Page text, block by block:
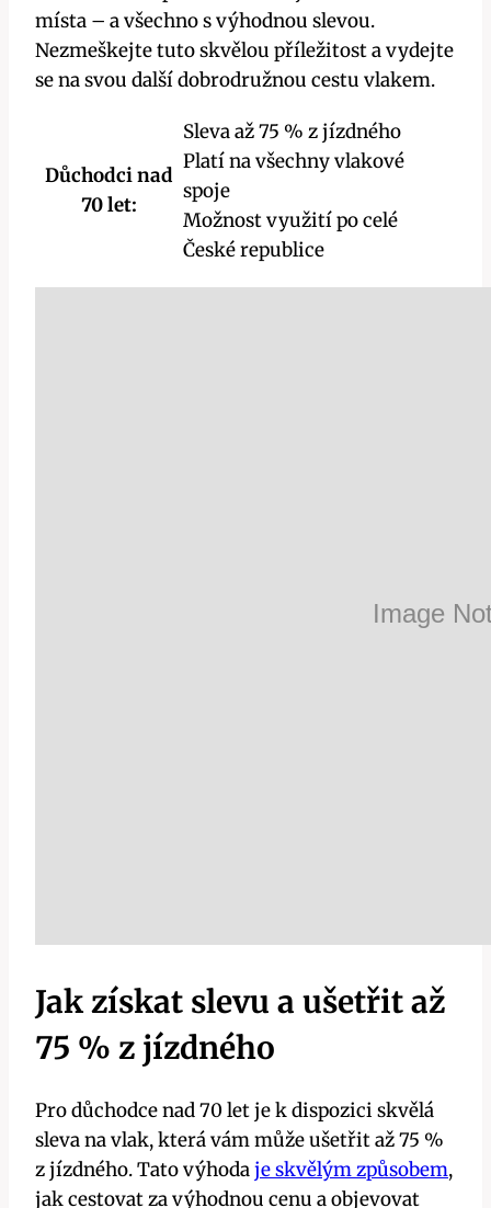
místa – a všechno s výhodnou slevou.
Nezmeškejte tuto skvělou příležitost a vydejte
se na svou další dobrodružnou cestu vlakem.
Důchodci nad
70 let:
Sleva až 75 % z jízdného
Platí na všechny vlakové
spoje
Možnost využití po celé
České republice
Jak získat slevu a ušetřit až
75 % z jízdného
Pro důchodce nad 70 let je k dispozici skvělá
sleva na vlak, která vám může ušetřit až 75 %
z jízdného. Tato výhodaje skvělým způsobem,
jak cestovat za výhodnou cenu a objevovat